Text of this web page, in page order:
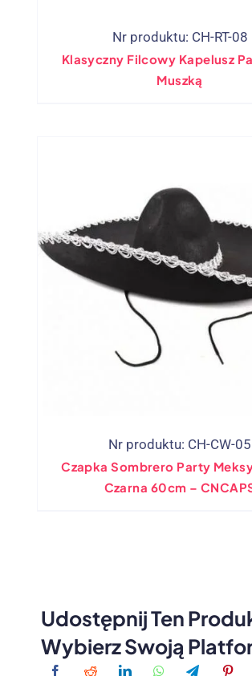
Nr produktu: CH-RT-08
Klasyczny Filcowy Kapelusz
Muszką
Nr produktu: CH-CW-05
Czapka Sombrero Party
Czarna 60cm –
Udostępnij Ten
Wybierz Swoją